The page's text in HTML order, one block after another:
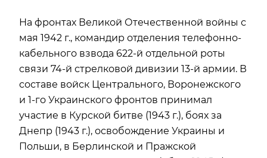
На фронтах Великой Отечественной войны с
мая 1942 г., командир отделения телефонно-
кабельного взвода 622-й отдельной роты
связи 74‑й стрелковой дивизии 13‑й армии. В
составе войск Центрального, Воронежского
и 1-го Украинского фронтов принимал
участие в Курской битве (1943 г.), боях за
Днепр (1943 г.), освобождение Украины и
Польши, в Берлинской и Пражской